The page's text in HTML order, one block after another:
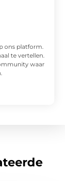
ons platform.
te vertellen.
waar